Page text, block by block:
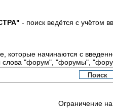
- поиск ведётся с учётом
которые начинаются с
слова "форум", "форумы",
Ограничение